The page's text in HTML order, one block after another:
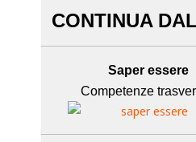
CONTINUA
Saper essere
Competenze